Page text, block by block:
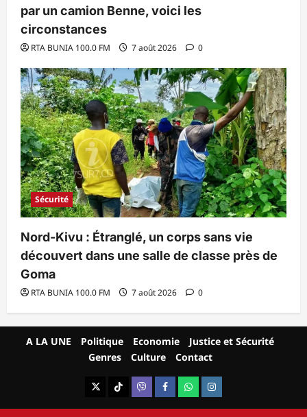
par un camion Benne, voici les
circonstances
RTA BUNIA 100.0 FM 7 août 2026 0
Sécurité
Nord-Kivu : Étranglé, un corps sans vie
découvert dans une salle de classe près de
Goma
RTA BUNIA 100.0 FM 7 août 2026 0
A LA UNE Politique Economie
Justice et Sécurité
Genres
Culture Contact
X TikTokViber FacebookWhatsAppInstagram